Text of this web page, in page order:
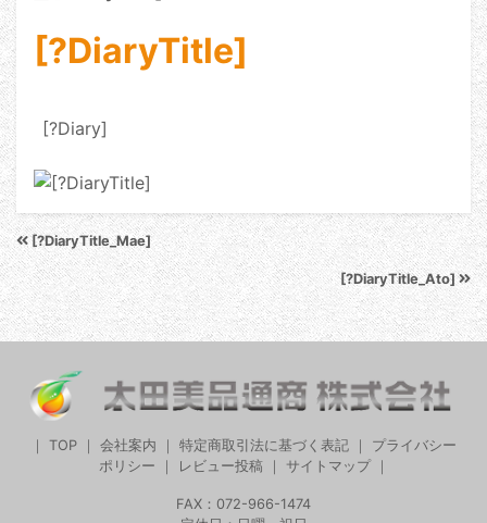
[?DiaryTitle]
[?Diary]
[?DiaryTitle_Mae]
[?DiaryTitle_Ato]
TOP 会社案内 特定商取引法に基づく表記
プライバシー
ポリシー
レビュー投稿｜ サイトマップ｜
FAX：072-966-1474